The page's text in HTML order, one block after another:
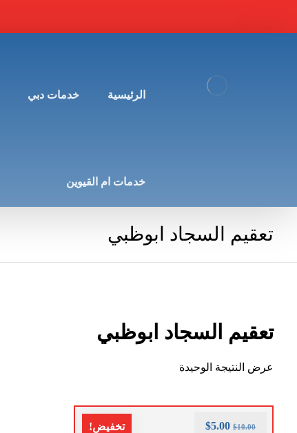
الرئيسية خدمات دبي
خدمات ام القيوين
تعقيم السجاد ابوظبي
تعقيم السجاد ابوظبي
عرض النتيجة الوحيدة
تخفيض! $10.00
$5.00